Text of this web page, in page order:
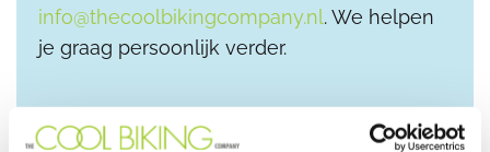
info@thecoolbikingcompany.nl. We helpen
je graag persoonlijk verder.